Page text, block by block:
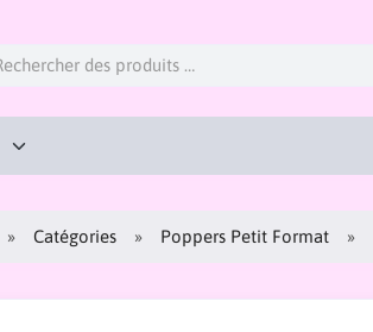
Catégories Poppers Petit Format